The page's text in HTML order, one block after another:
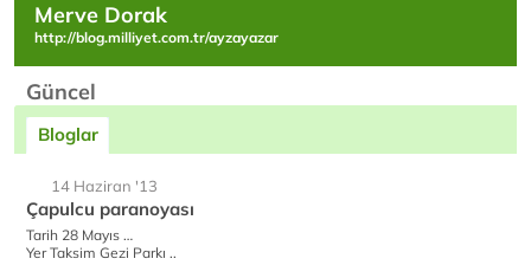
Merve Dorak
http://blog.milliyet.com.tr/ayzayazar
Güncel
Bloglar
14 Haziran '13
Çapulcu paranoyası
Tarih 28 Mayıs …
Yer Taksim Gezi Parkı ..